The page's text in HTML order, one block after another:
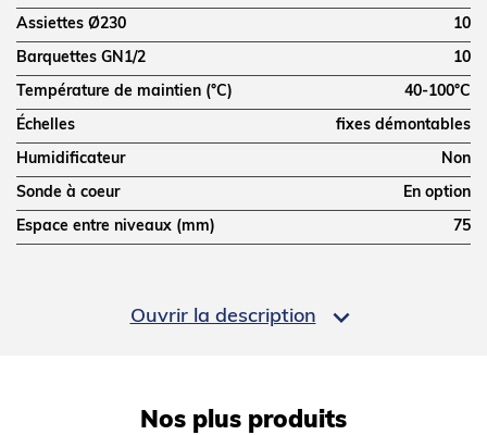
Ouvrir la description 
Assiettes Ø230 10
Barquettes GN1/2 10
Température de maintien (°C) 40-100°C
Échelles fixes démontables
Humidificateur Non
Sonde à coeur En option
Espace entre niveaux (mm) 75
Température (°C)
DIMENSIONS ET POIDSNos plus produits